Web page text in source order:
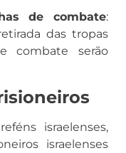
de combate:
das tropas
combate serão
israelenses,
israelenses